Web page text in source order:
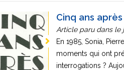
Cinq ans après
Article paru dans le
En 1985, Sonia,
moments qui ont
interrogations ?